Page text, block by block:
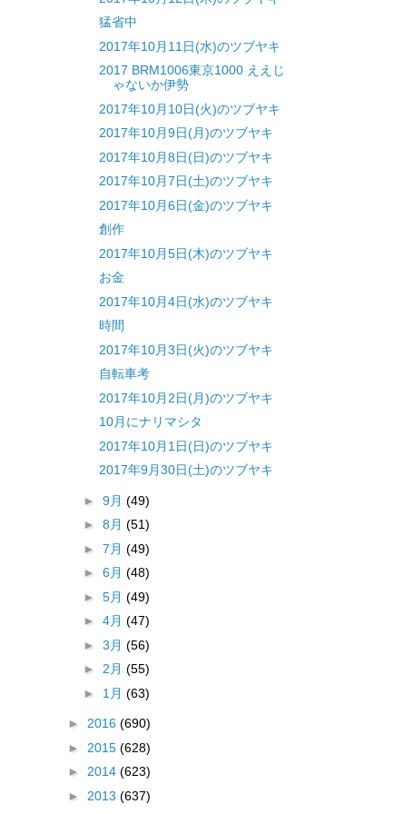
猛省中
2017年10月11日(水)のツブヤキ
2017 BRM1006東京1000 ええじ
ゃないか伊勢
2017年10月10日(火)のツブヤキ
2017年10月9日(月)のツブヤキ
2017年10月8日(日)のツブヤキ
2017年10月7日(土)のツブヤキ
2017年10月6日(金)のツブヤキ
創作
2017年10月5日(木)のツブヤキ
お金
2017年10月4日(水)のツブヤキ
時間
2017年10月3日(火)のツブヤキ
自転車考
2017年10月2日(月)のツブヤキ
10月にナリマシタ
2017年10月1日(日)のツブヤキ
2017年9月30日(土)のツブヤキ
► 9月 (49)
► 8月 (51)
► 7月 (49)
► 6月 (48)
► 5月 (49)
► 4月 (47)
► 3月 (56)
► 2月 (55)
► 1月 (63)
► 2016 (690)
► 2015 (628)
► 2014 (623)
► 2013 (637)